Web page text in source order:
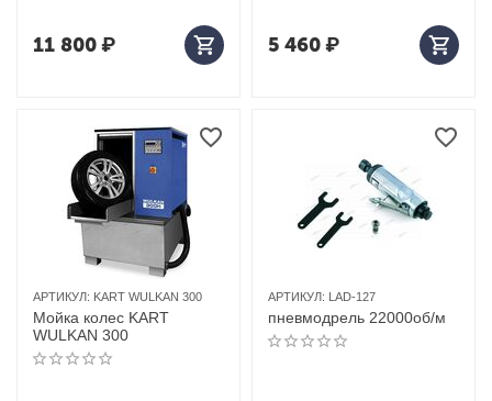
11 800₽ 5 460₽
АРТИКУЛ: KART WULKAN 300
Мойка колес KART
WULKAN 300
АРТИКУЛ: LAD-127
пневмодрель 22000об/м